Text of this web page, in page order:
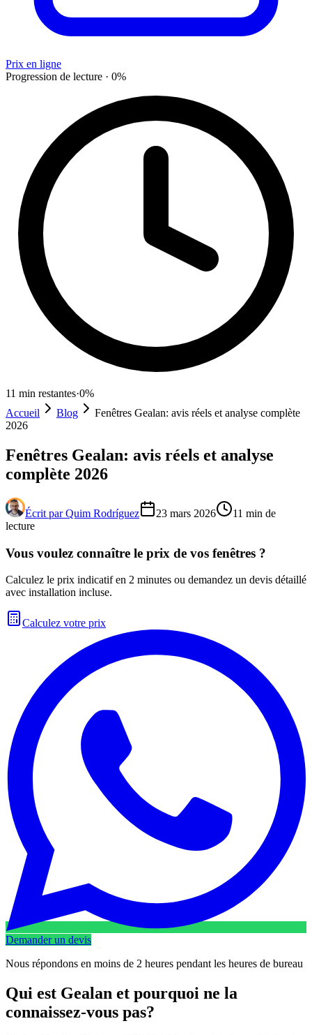
Prix en ligne
Progression de lecture · 0%
11 min restantes·0%
Accueil
Blog
Fenêtres Gealan: avis réels et analyse complète
2026
Fenêtres Gealan: avis réels et analyse
complète 2026
Écrit par Quim Rodríguez 23 mars 2026 11 min de
lecture
Vous voulez connaître le prix de vos fenêtres ?
Calculez le prix indicatif en 2 minutes ou demandez un devis détaillé
avec installation incluse.
Calculez votre prix
Demander un devis
Nous répondons en moins de 2 heures pendant les heures de bureau
Qui est Gealan et pourquoi ne la
connaissez-vous pas?